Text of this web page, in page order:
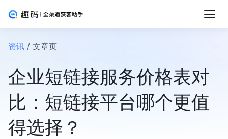
资讯 / 文章页
企业短链接服务价格表对
比：短链接平台哪个更值
得选择？